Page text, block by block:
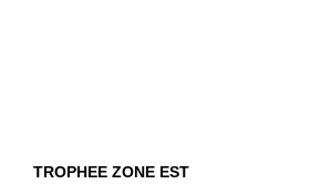
TROPHEE ZONE EST